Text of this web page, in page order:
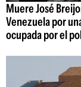
Muere José
Venezuela por
ocupada por el